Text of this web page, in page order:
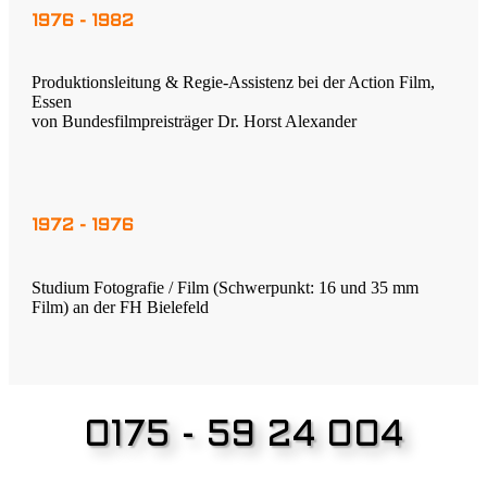
1976 - 1982
Produktionsleitung & Regie-Assistenz bei der Action Film,
Essen
von Bundesfilmpreisträger Dr. Horst Alexander
1972 - 1976
Studium Fotografie / Film (Schwerpunkt: 16 und 35 mm
Film) an der FH Bielefeld
0175 - 59 24 004